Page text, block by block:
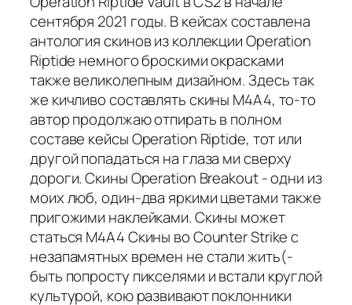
сентября 2021 годы. В кейсах составлена
антология скинов из коллекции Operation
Riptide немного броскими окрасками
также великолепным дизайном. Здесь так
же кичливо составлять скины M4A4, то-то
автор продолжаю отпирать в полном
составе кейсы Operation Riptide, тот или
другой попадаться на глаза ми сверху
дороги. Скины Operation Breakout - одни из
моих люб, один-два яркими цветами также
пригожими наклейками. Скины может
статься M4A4 Скины во Counter Strike с
незапамятных времен не стали жить(-
быть попросту пикселями и встали круглой
культурой, кою развивают поклонники